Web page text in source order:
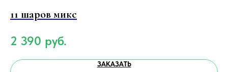
11 шаров микс
2 390 руб.
ЗАКАЗАТЬ